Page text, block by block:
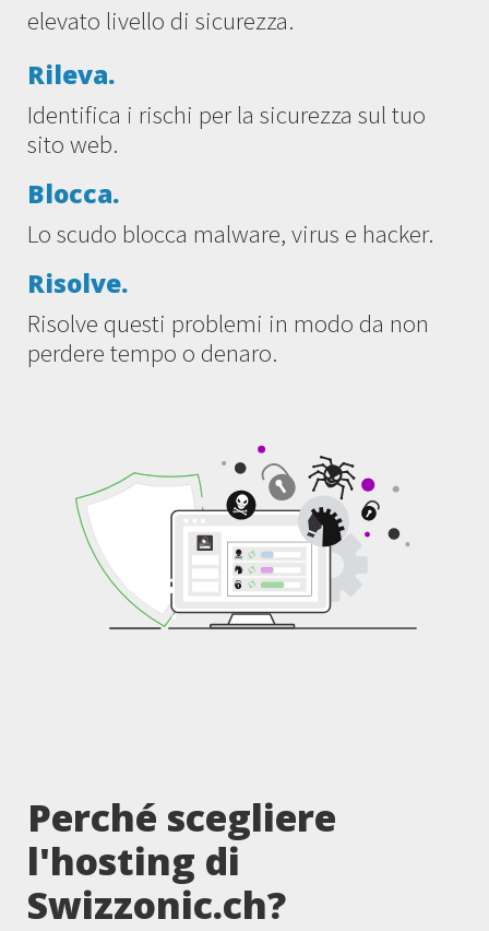
elevato livello di sicurezza.
Rileva.
Identifica i rischi per la sicurezza sul tuo
sito web.
Blocca.
Lo scudo blocca malware, virus e hacker.
Risolve.
Risolve questi problemi in modo da non
perdere tempo o denaro.
Perché scegliere
l'hosting di
Swizzonic.ch?